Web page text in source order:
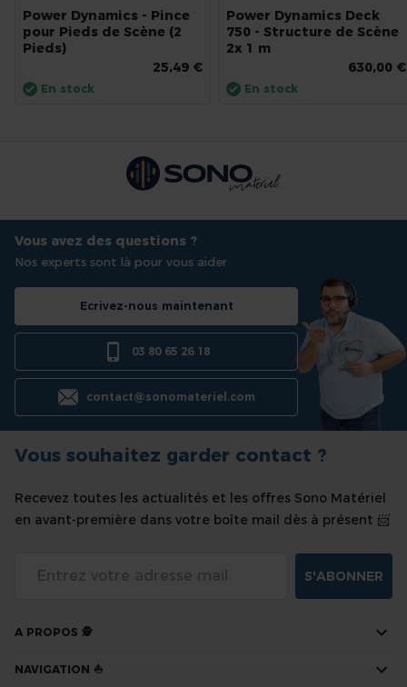
Power Dynamics - Pince
pour Pieds de Scène (2
Pieds)
25,49 €
En stock
Power Dynamics Deck
750 - Structure de Scène
2x 1 m
630,00 €
En stock
Vous avez des questions ?
Nos experts sont là pour vous aider
Ecrivez-nous maintenant
03 80 65 26 18
contact@sonomateriel.com
Vous souhaitez garder contact ?
Recevez toutes les actualités et les offres Sono Matériel
en avant-première dans votre boîte mail dès à présent 📨
S'ABONNER
A PROPOS 🕵
NAVIGATION ⛵